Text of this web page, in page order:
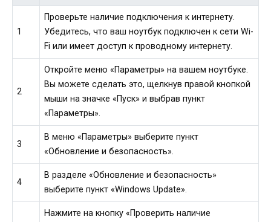
1
Проверьте наличие подключения к интернету.
Убедитесь, что ваш ноутбук подключен к сети Wi-
Fi или имеет доступ к проводному интернету.
2
Откройте меню «Параметры» на вашем ноутбуке.
Вы можете сделать это, щелкнув правой кнопкой
мыши на значке «Пуск» и выбрав пункт
«Параметры».
3
В меню «Параметры» выберите пункт
«Обновление и безопасность».
4
В разделе «Обновление и безопасность»
выберите пункт «Windows Update».
Нажмите на кнопку «Проверить наличие